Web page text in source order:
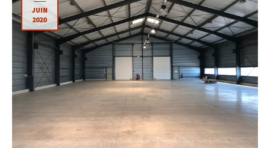
JUIN
2020